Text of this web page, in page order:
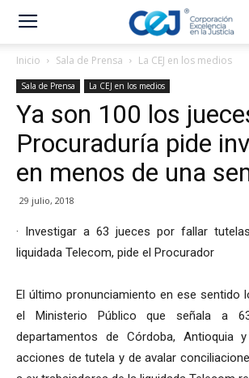
Inicio Sala de Prensa La CEJ en los medios
Sala de Prensa La CEJ en los medios
Ya son 100 los
Procuraduría pide
en menos de una
29 julio, 2018
· Investigar a 63 jueces por fallar
liquidada Telecom, pide el Procurador
El último pronunciamiento en ese sentido
el Ministerio Público que señala a
departamentos de Córdoba, Antioquia
acciones de tutela y de avalar